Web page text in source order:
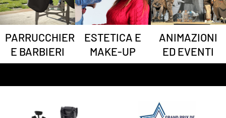
PARRUCCHIERI
E BARBIERI
ESTETICA E
MAKE-UP
ANIMAZIONI
ED EVENTI